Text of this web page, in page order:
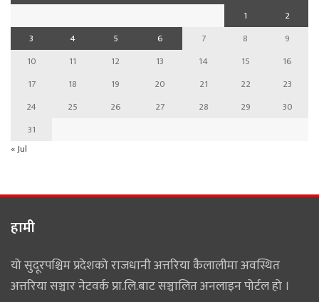
1
2
3
4 5 6 7 8
9
10
11 12 13 14 15
16
17
18 19 20 21 22
23
24
25 26 27 28 29
30
31
« Jul
हामी
यो सुदूरपश्चिम प्रदेशको राजधानी अत्तरिया कैलालीमा अवस्थित
अत्तरिया सञ्चार नेटवर्क प्रा.लि.बाट सञ्चालित अनलाइन पोर्टल हो ।